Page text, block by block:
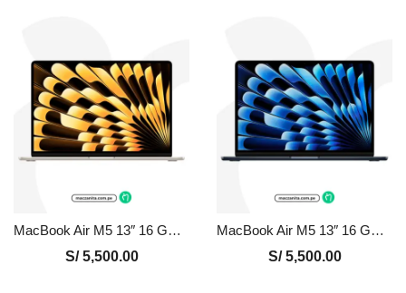
MacBook Air M5 13″ 16 GB – 512 GB Nuevo en Perú | Blanco, Precio y Garantía
S/5,500.00
MacBook Air M5 13″ 16 GB – 512 GB Nuevo en Perú | Medianoche, Precio y Garantía
S/5,500.00